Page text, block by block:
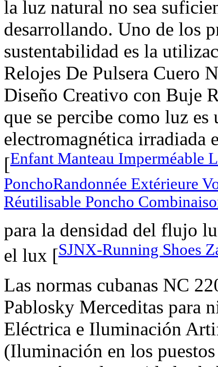
la luz natural no sea
desarrollando. Uno de los
sustentabilidad es la
Relojes De Pulsera Cuero
Diseño Creativo con Buje
que se percibe como luz es
electromagnética irradiada
[Enfant Manteau Imperméable
PonchoRandonnée Extérieure
Réutilisable Poncho
para la densidad del flujo
el lux [SJNX-Running Shoes
Las normas cubanas NC
Pablosky Merceditas para
Eléctrica e Iluminación
(Iluminación en los